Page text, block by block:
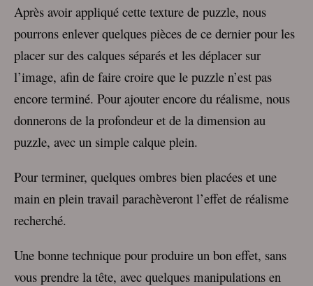
Après avoir appliqué cette texture de puzzle, nous
pourrons enlever quelques pièces de ce dernier pour les
placer sur des calques séparés et les déplacer sur
l’image, afin de faire croire que le puzzle n’est pas
encore terminé. Pour ajouter encore du réalisme, nous
donnerons de la profondeur et de la dimension au
puzzle, avec un simple calque plein.
Pour terminer, quelques ombres bien placées et une
main en plein travail parachèveront l’effet de réalisme
recherché.
Une bonne technique pour produire un bon effet, sans
vous prendre la tête, avec quelques manipulations en